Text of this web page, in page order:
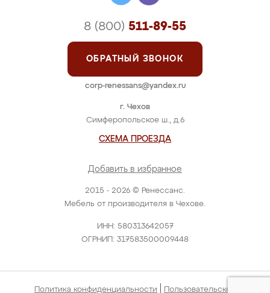
2015 - 2026 © Ренессанс.
Мебель от производителя в Чехове.
ИНН: 580313642057
ОГРНИП: 317583500009448
г. Чехов
Симферопольское ш., д.6
СХЕМА ПРОЕЗДА
Добавить в избранное
8 (800) 511-89-55
ОБРАТНЫЙ ЗВОНОК
corp-renessans@yandex.ru
Политика конфиденциальности Пользовательское